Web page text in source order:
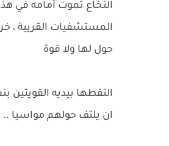
النخاع تموت أمامه في
المستشفيات القريبة ،
حول لها ولا قوة
التقطها بيديه
ان يلتف حولهم مواسيا ..